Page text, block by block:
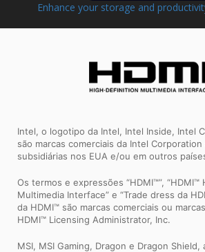
Enhance your storage and
Intel, o logotipo da Intel, Intel Inside, Intel
são marcas comerciais da Intel
subsidiárias nos EUA e/ou em outros
Os termos e expressões “HDMI™”,
Multimedia Interface” e “Trade dress da
da HDMI™ são marcas comerciais ou
HDMI™ Licensing Administrator, Inc.
MSI, MSI Gaming, Dragon e Dragon Shield,